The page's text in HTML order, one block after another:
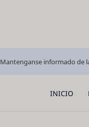
Mantenganse informado de
INICIO